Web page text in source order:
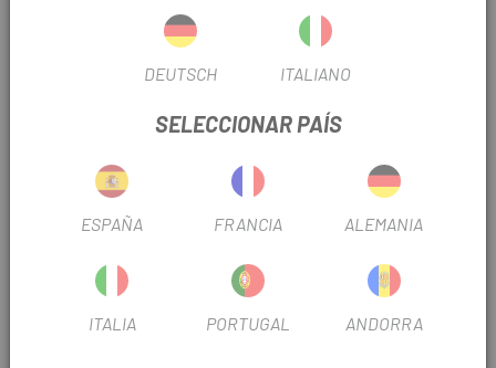
- MATERIAL GREEN SPHERE: POLIÉSTER RECICLADO
REPELENTE AL AGUA
- DOS BOLSILLOS DE MALLA EXTERNOS
- SE MONTA A AMBOS LADOS DEL VÁSTAGO.
- APERTURA Y CIERRE CON UNA MANO
DEUTSCH ITALIANO
SELECCIONAR PAÍS
ESPAÑA FRANCIA ALEMANIA
ITALIA PORTUGAL ANDORRA